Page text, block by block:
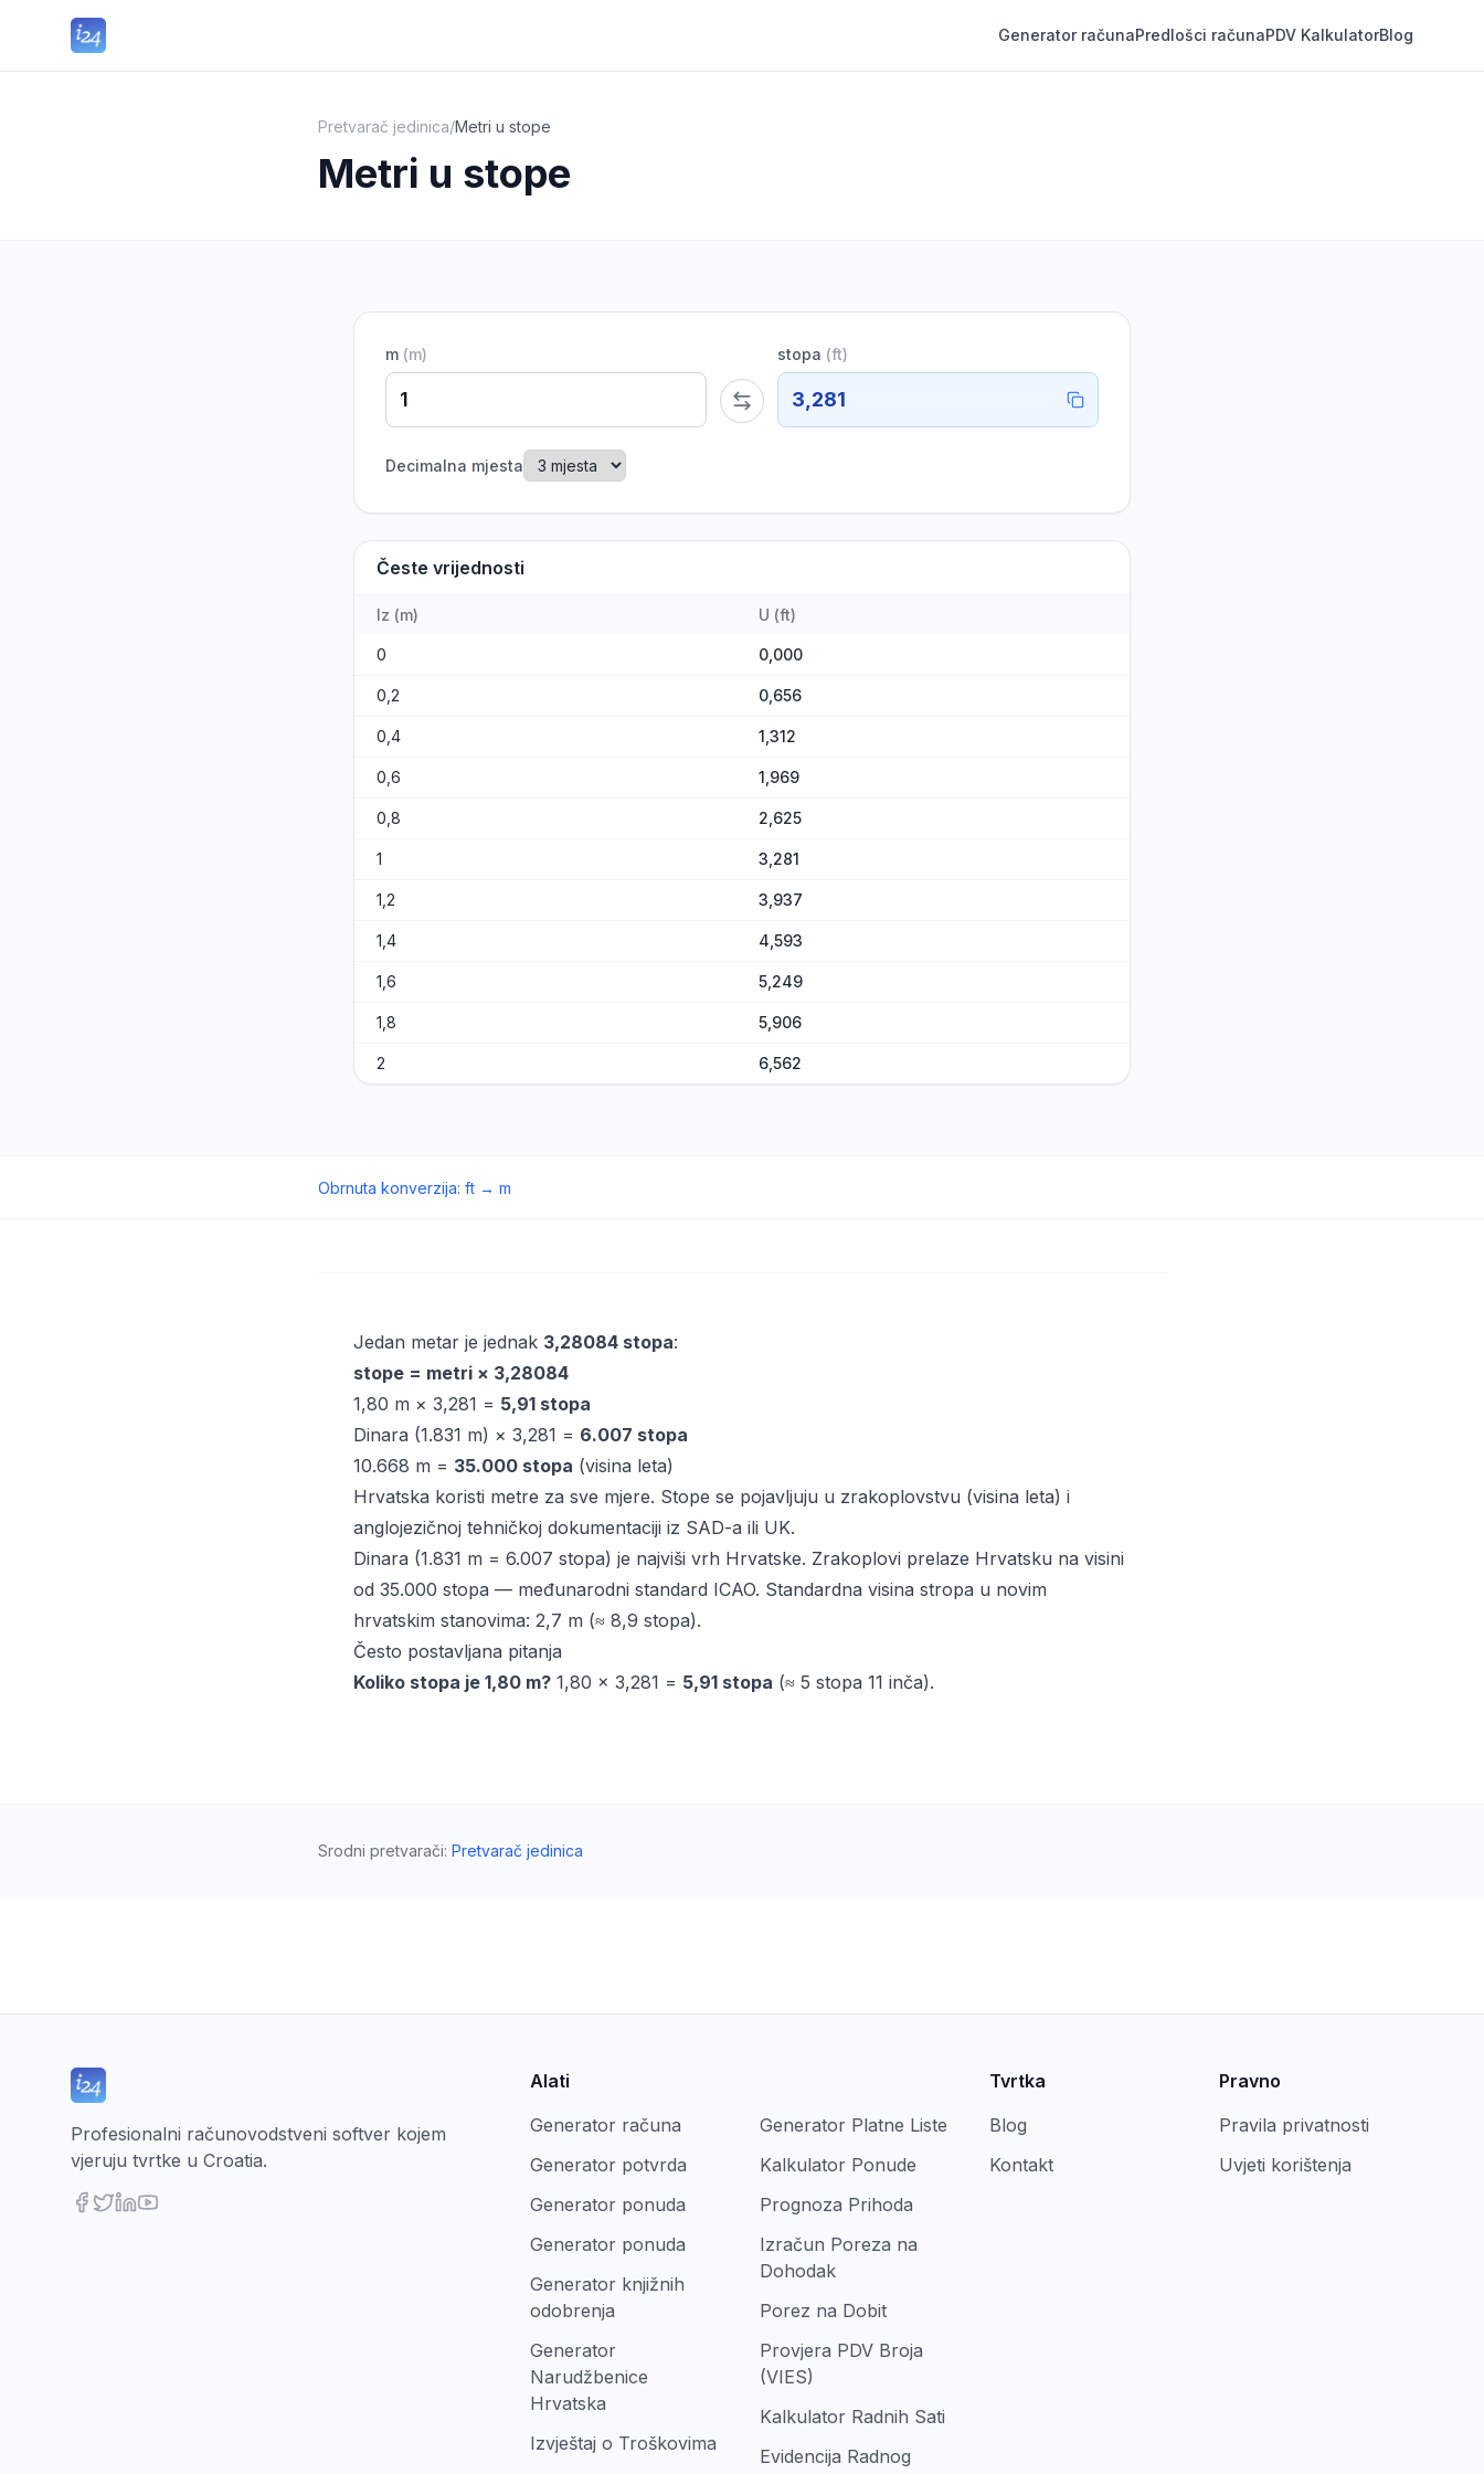
Generator računaPredlošci računaPDV KalkulatorBlog
Pretvarač jedinica/Metri u stope
Metri u stope
m (m) stopa (ft)
3,281
Decimalna mjesta
Česte vrijednosti
Iz (m) U (ft)
0 0,000
0,2 0,656
0,4 1,312
0,6 1,969
0,8 2,625
1 3,281
1,2 3,937
1,4 4,593
1,6 5,249
1,8 5,906
2 6,562
Obrnuta konverzija: ft → m
Jedan metar je jednak 3,28084 stopa:
stope = metri × 3,28084
1,80 m × 3,281 = 5,91 stopa
Dinara (1.831 m) × 3,281 = 6.007 stopa
10.668 m = 35.000 stopa (visina leta)
Hrvatska koristi metre za sve mjere. Stope se pojavljuju u zrakoplovstvu (visina leta) i
anglojezičnoj tehničkoj dokumentaciji iz SAD-a ili UK.
Dinara (1.831 m = 6.007 stopa) je najviši vrh Hrvatske. Zrakoplovi prelaze Hrvatsku na visini
od 35.000 stopa — međunarodni standard ICAO. Standardna visina stropa u novim
hrvatskim stanovima: 2,7 m (≈ 8,9 stopa).
Često postavljana pitanja
Koliko stopa je 1,80 m? 1,80 × 3,281 = 5,91 stopa (≈ 5 stopa 11 inča).
Srodni pretvarači: Pretvarač jedinica
Profesionalni računovodstveni softver kojem
vjeruju tvrtke u Croatia.
Alati
Generator računa
Generator potvrda
Generator ponuda
Generator ponuda
Generator knjižnih
odobrenja
Generator
Narudžbenice
Hrvatska
Izvještaj o Troškovima
Generator Platne Liste
Kalkulator Ponude
Prognoza Prihoda
Izračun Poreza na
Dohodak
Porez na Dobit
Provjera PDV Broja
(VIES)
Kalkulator Radnih Sati
Evidencija Radnog
Tvrtka
Blog
Kontakt
Pravno
Pravila privatnosti
Uvjeti korištenja